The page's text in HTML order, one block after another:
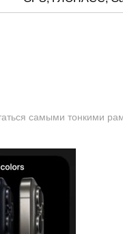
самыми тонкими